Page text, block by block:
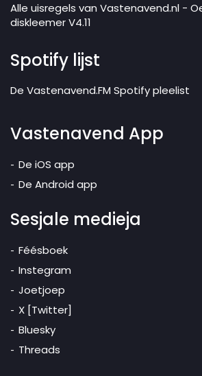
Alle uisregels van Vastenavend.nl -
diskleemer V4.11
Spotify lijst
De Vastenavend.FM Spotify pleelist
Vastenavend App
De iOS app
De Android app
Sesjale medieja
Féésboek
Instegram
Joetjoep
X [Twitter]
Bluesky
Threads